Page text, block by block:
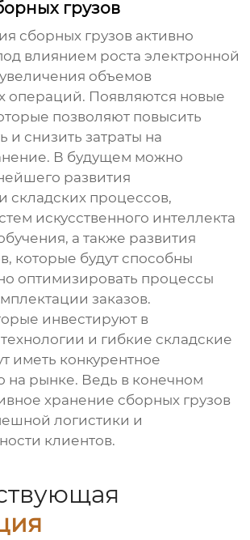
грузов
сборных грузов активно
влиянием роста электронной
объемов
операций. Появляются новые
позволяют повысить
и снизить затраты на
В будущем можно
развития
складских процессов,
искусственного интеллекта
а также развития
которые будут способны
оптимизировать процессы
заказов.
инвестируют в
и гибкие складские
иметь конкурентное
на рынке. Ведь в конечном
хранение сборных грузов
логистики и
клиентов.